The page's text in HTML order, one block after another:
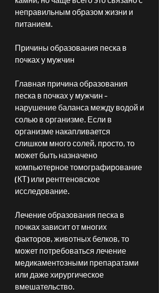
неправильным образом жизни и
питанием.
Причины образования песка в
почках у мужчин
Главная причина образования
песка в почках у мужчин -
нарушение баланса между водой и
солью в организме. Если в
организме накапливается
слишком много солей, просто, то
может быть назначено
компьютерное томографирование
(КТ) или рентгеновское
исследование.
Лечение образования песка в
почках зависит от многих
факторов, животных белков, то
может потребоваться лечение
медикаментозными препаратами
или даже хирургическое
вмешательство.